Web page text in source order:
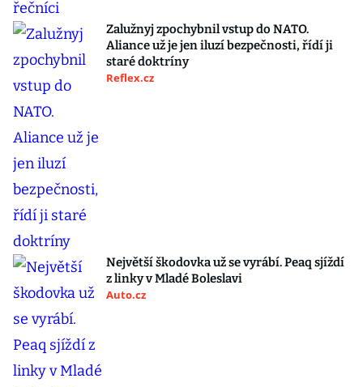
Zalužnyj zpochybnil vstup do NATO.
Aliance už je jen iluzí bezpečnosti, řídí ji
staré doktríny
Reflex.cz
Největší škodovka už se vyrábí. Peaq sjíždí
z linky v Mladé Boleslavi
Auto.cz